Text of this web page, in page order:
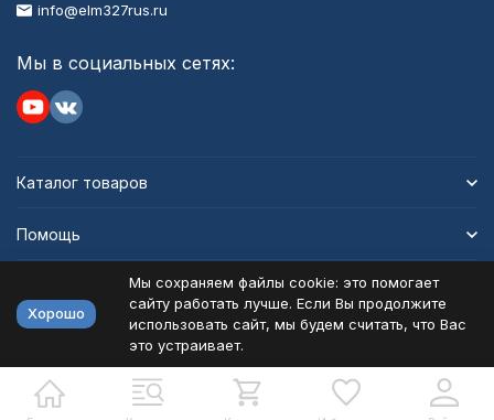
info@elm327rus.ru
Мы в социальных сетях:
Каталог товаров
Помощь
Политика персональных данных
Разработано в bodysite.ru
Хорошо
Мы сохраняем файлы cookie: это помогает
сайту работать лучше. Если Вы продолжите
использовать сайт, мы будем считать, что Вас
это устраивает.